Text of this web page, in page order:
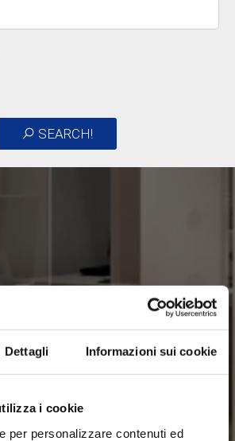
Dettagli Informazioni sui cookie
i cookie
per personalizzare contenuti ed
SEARCH!
SUL
NAVIGLIO